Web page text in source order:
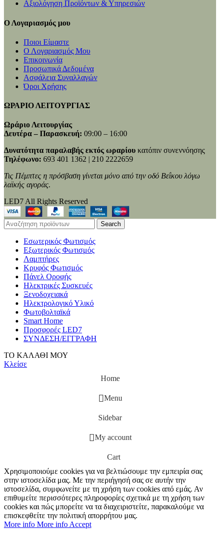
Αξιολόγηση Προϊόντων & Υπηρεσιών
Ο Λογαριασμός μου
Ποιοι Είμαστε
Ο Λογαριασμός Μου
Επικοινωνία
Προσωπικά Δεδομένα
Ασφάλεια Συναλλαγών
Όροι Χρήσης
ΩΡΑΡΙΟ ΛΕΙΤΟΥΡΓΙΑΣ
Ωράριο Λειτουργίας
Δευτέρα – Παρασκευή: 09:00 – 16:00
Δυνατότητα παραλαβής εκτός ωραρίου κατόπιν συνεννόησης
Τηλέφωνο: 693 401 1362 | 210 2222659
Τις Πέμπτες η πρόσβαση γίνεται μόνο από την οδό Βεΐκου λόγω
λαϊκής αγοράς.
LED7 All Rights Reserved
Search
Εσωτερικός Φωτισμός
Εξωτερικός Φωτισμός
Λαμπτήρες
Κρυφός Φωτισμός
Πάνελ Οροφής
Ηλεκτρικές Συσκευές
Ξενοδοχειακά
Ηλεκτρολογικό Υλικό
Φωτοβολταϊκά
Smart Home
Προσφορές LED7
ΣΥΝΔΕΣΗ/ΕΓΓΡΑΦΗ
ΤΟ ΚΑΛΑΘΙ ΜΟΥ
Κλείσε
Home
Menu
Sidebar
My account
Cart
Χρησιμοποιούμε cookies για να βελτιώσουμε την εμπειρία σας
στην ιστοσελίδα μας. Με την περιήγησή σας σε αυτήν την
ιστοσελίδα, συμφωνείτε με τη χρήση των cookies από εμάς. Αν
επιθυμείτε περισσότερες πληροφορίες σχετικά με τη χρήση των
cookies και πώς μπορείτε να τα διαχειριστείτε, παρακαλούμε να
επισκεφθείτε την πολιτική απορρήτου μας.
More info More info Accept